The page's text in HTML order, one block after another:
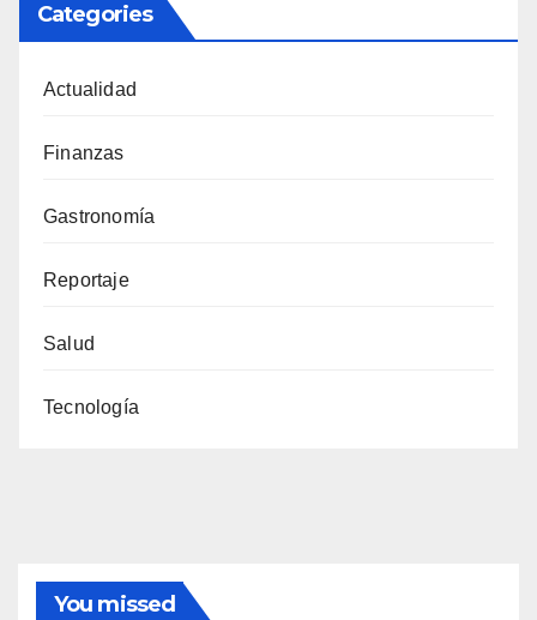
Categories
Actualidad
Finanzas
Gastronomía
Reportaje
Salud
Tecnología
You missed